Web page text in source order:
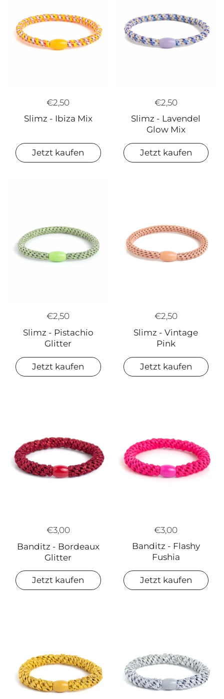
€2,50
Slimz - Ibiza Mix
Jetzt kaufen
€2,50
Slimz - Lavendel
Glow Mix
Jetzt kaufen
€2,50
Slimz - Pistachio
Glitter
Jetzt kaufen
€2,50
Slimz - Vintage
Pink
Jetzt kaufen
€3,00
Banditz - Bordeaux
Glitter
Jetzt kaufen
€3,00
Banditz - Flashy
Fushia
Jetzt kaufen